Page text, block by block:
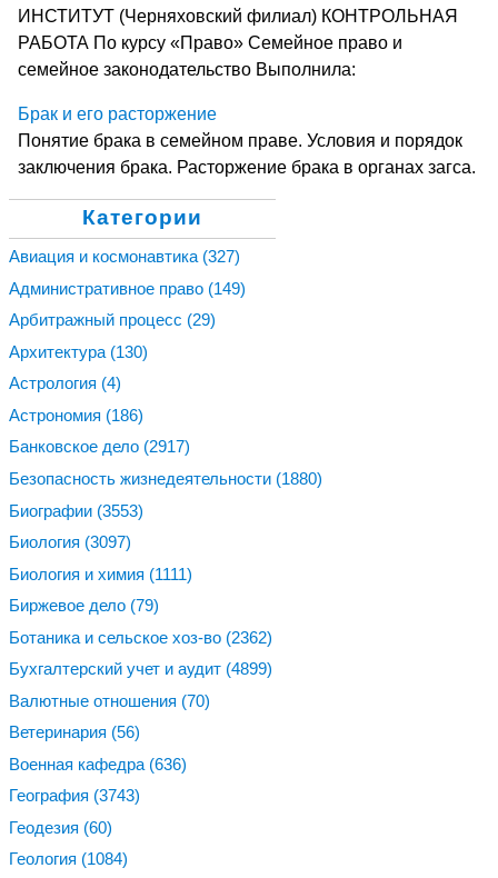
ИНСТИТУТ (Черняховский филиал) КОНТРОЛЬНАЯ
РАБОТА По курсу «Право» Семейное право и
семейное законодательство Выполнила:
Брак и его расторжение
Понятие брака в семейном праве. Условия и порядок
заключения брака. Расторжение брака в органах загса.
Категории
Авиация и космонавтика (327)
Административное право (149)
Арбитражный процесс (29)
Архитектура (130)
Астрология (4)
Астрономия (186)
Банковское дело (2917)
Безопасность жизнедеятельности (1880)
Биографии (3553)
Биология (3097)
Биология и химия (1111)
Биржевое дело (79)
Ботаника и сельское хоз-во (2362)
Бухгалтерский учет и аудит (4899)
Валютные отношения (70)
Ветеринария (56)
Военная кафедра (636)
География (3743)
Геодезия (60)
Геология (1084)